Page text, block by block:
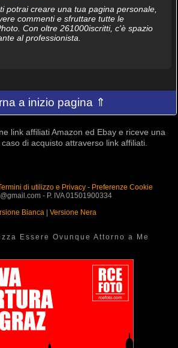
potrai creare una tua pagina personale,
commenti e sfruttare tutte le
Con oltre 261000iscritti, c'è spazio
al professionista.
a inizio pagina ⇑
link affiliati Amazon ed Ebay e riceve una
di acquisto attraverso link affiliati.
di utilizzo e Privacy- Preferenze Cookie
- P. IVA 01501900334
Bianca | Versione Nera
Essere Ovunque Attorno a Me